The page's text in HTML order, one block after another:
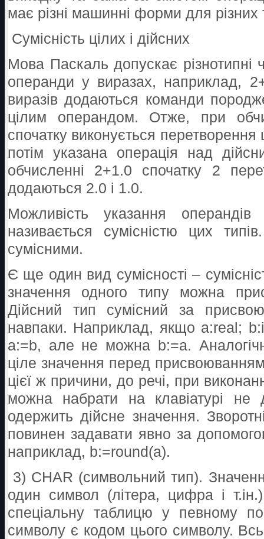
має різні машинні форми для різних
Сумісність цілих і дійсних
Мова Паскаль допускає різнотипні
операнди у виразах, наприклад,
виразів додаються команди
цілим операндом. Отже, при
спочатку виконується перетворення
потім указана операція над
обчисленні 2+1.0 спочатку 2
додаються 2.0 і 1.0.
Можливість указання
називається сумісністю цих
сумісними.
Є ще один вид сумісності –
значення одного типу можна
Дійсний тип сумісний за
навпаки. Наприклад, якщо a:real;
a:=b, але не можна b:=a.
ціле значення перед
цієї ж причини, до речі, при
можна набрати на клавіатурі
одержить дійсне значення.
повинен задавати явно за
наприклад, b:=round(a).
3) CHAR (символьний тип).
один символ (літера, цифра і
спеціальну таблицю у певному
символу є кодом цього символу.